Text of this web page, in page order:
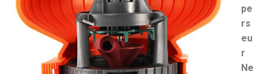
pe
rs
eu
r
Ne